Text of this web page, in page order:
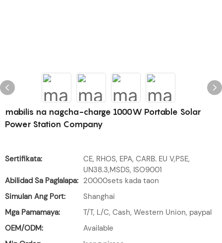
mabilis na nagcha-charge 1000W Portable Solar
Power Station Company
Sertifikata:
CE, RHOS, EPA, CARB. EU V,PSE,
UN38.3,MSDS, ISO9001
Abilidad Sa Paglalapa: 20000sets kada taon
Simulan Ang Port:
Shanghai
Mga Pamamaya:
T/T, L/C, Cash, Western Union, paypal
OEM/ODM:
Available